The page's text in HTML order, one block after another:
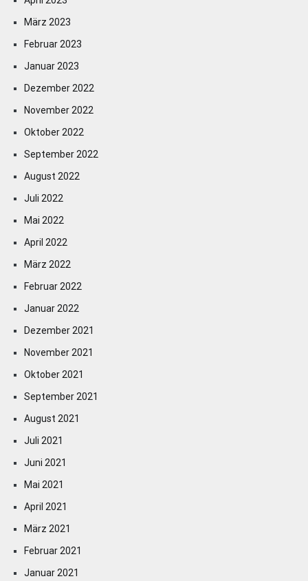
März 2023
Februar 2023
Januar 2023
Dezember 2022
November 2022
Oktober 2022
September 2022
August 2022
Juli 2022
Mai 2022
April 2022
März 2022
Februar 2022
Januar 2022
Dezember 2021
November 2021
Oktober 2021
September 2021
August 2021
Juli 2021
Juni 2021
Mai 2021
April 2021
März 2021
Februar 2021
Januar 2021